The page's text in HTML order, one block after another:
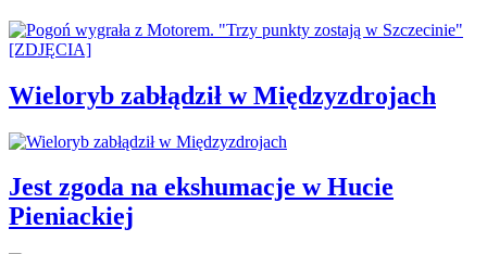
Wieloryb zabłądził w Międzyzdrojach
Jest zgoda na ekshumacje w Hucie
Pieniackiej